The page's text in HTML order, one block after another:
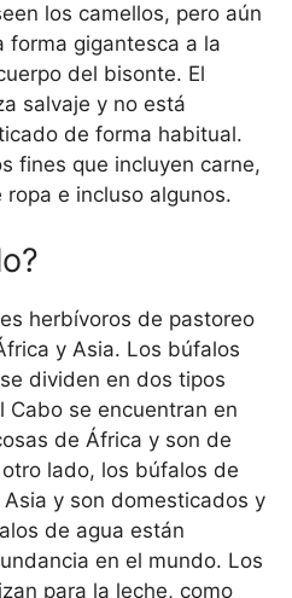
los camellos, pero aún
forma gigantesca a la
del bisonte. El
salvaje y no está
de forma habitual.
fines que incluyen carne,
e incluso algunos.
herbívoros de pastoreo
y Asia. Los búfalos
dividen en dos tipos
se encuentran en
de África y son de
lado, los búfalos de
y son domesticados y
de agua están
en el mundo. Los
para la leche, como